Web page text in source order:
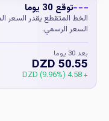
توقع 30 يوما
الخط المتقطع يقدر السعر
السعر الرسمي.
بعد 30 يوما
50.55 DZD
+ 4.58 DZD (9.96%)